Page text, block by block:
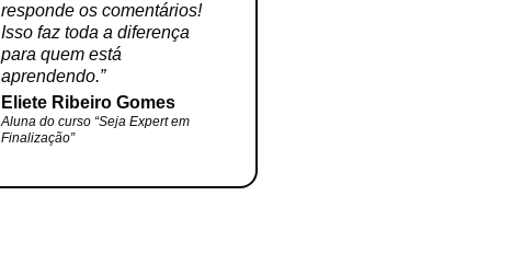
responde os comentários!
Isso faz toda a diferença
para quem está
aprendendo.”
Eliete Ribeiro Gomes
Aluna do curso “Seja Expert em
Finalização”